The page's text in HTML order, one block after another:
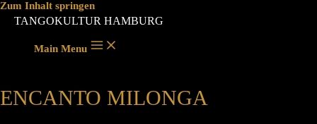
Zum Inhalt springen
TANGOKULTUR HAMBURG
Main Menu
ENCANTO MILONGA